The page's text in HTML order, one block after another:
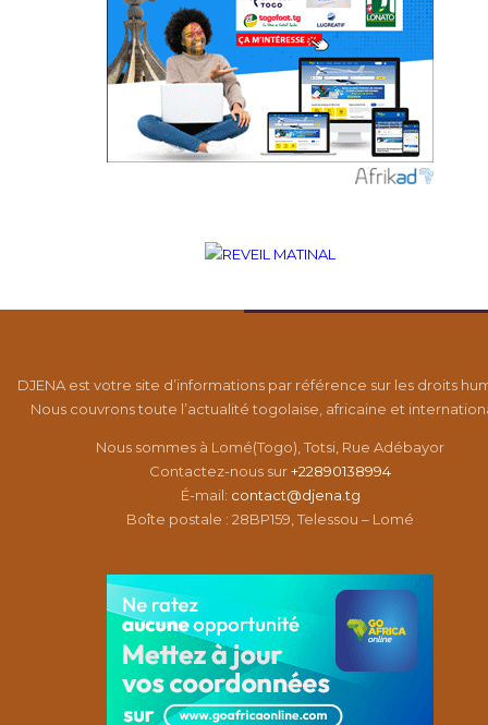
DJENA est votre site d’informations par référence sur les droits
Nous couvrons toute l’actualité togolaise, africaine et
Nous sommes à Lomé(Togo), Totsi, Rue Adébayor
Contactez-nous sur+22890138994
É-mail: contact@djena.tg
Boîte postale : 28BP159, Telessou – Lomé